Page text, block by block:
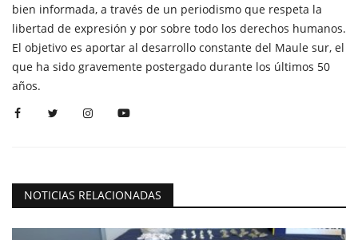
bien informada, a través de un periodismo que respeta la
libertad de expresión y por sobre todo los derechos humanos.
El objetivo es aportar al desarrollo constante del Maule sur, el
que ha sido gravemente postergado durante los últimos 50
años.
NOTICIAS RELACIONADAS